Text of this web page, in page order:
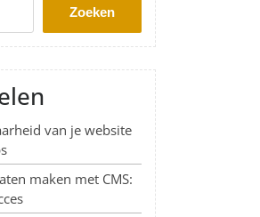
Zoeken
van je website
maken met CMS: